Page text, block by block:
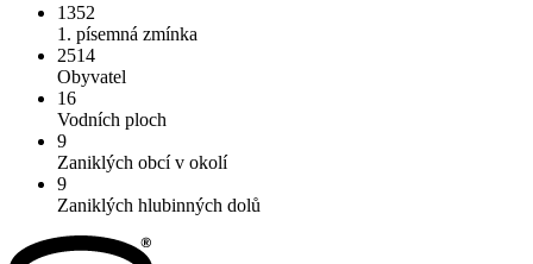
1352
1. písemná zmínka
2514
Obyvatel
16
Vodních ploch
9
Zaniklých obcí v okolí
9
Zaniklých hlubinných dolů